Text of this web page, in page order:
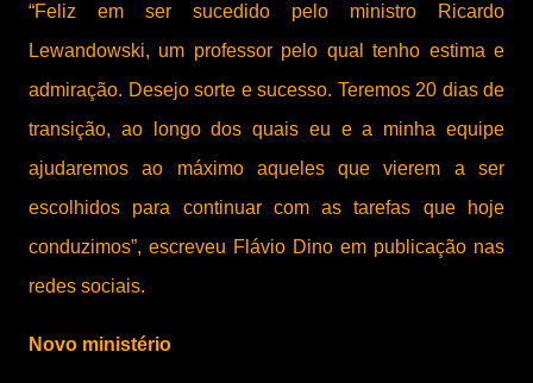
“Feliz em ser sucedido pelo ministro Ricardo
Lewandowski, um professor pelo qual tenho estima e
admiração. Desejo sorte e sucesso. Teremos 20 dias de
transição, ao longo dos quais eu e a minha equipe
ajudaremos ao máximo aqueles que vierem a ser
escolhidos para continuar com as tarefas que hoje
conduzimos”, escreveu Flávio Dino em publicação nas
redes sociais.
Novo ministério